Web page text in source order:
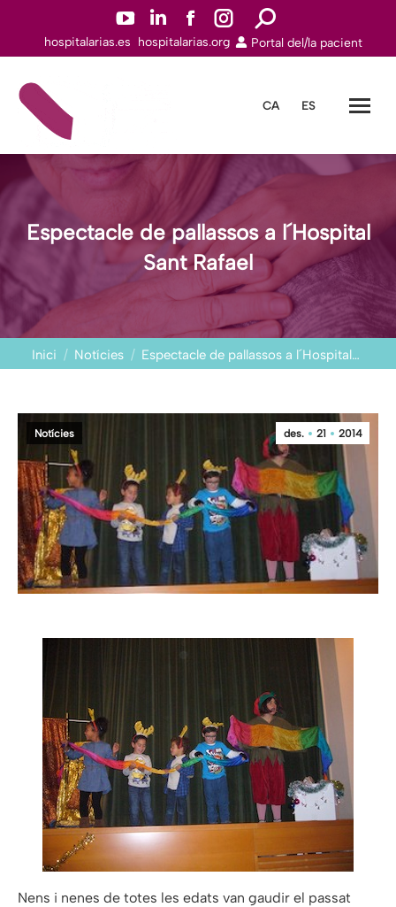
YouTube
page
window
Linkedin
page
window
Facebook
page
window
Instagram
page
window
Search:
hospitalarias.es hospitalarias.org Portal del/la pacient
CA ES
Espectacle de pallassos a l´Hospital
Sant Rafael
You are here:
Inici Notícies Espectacle de pallassos a l´Hospital…
des. 21 2014
Notícies
Nens i nenes de totes les edats van gaudir el passat